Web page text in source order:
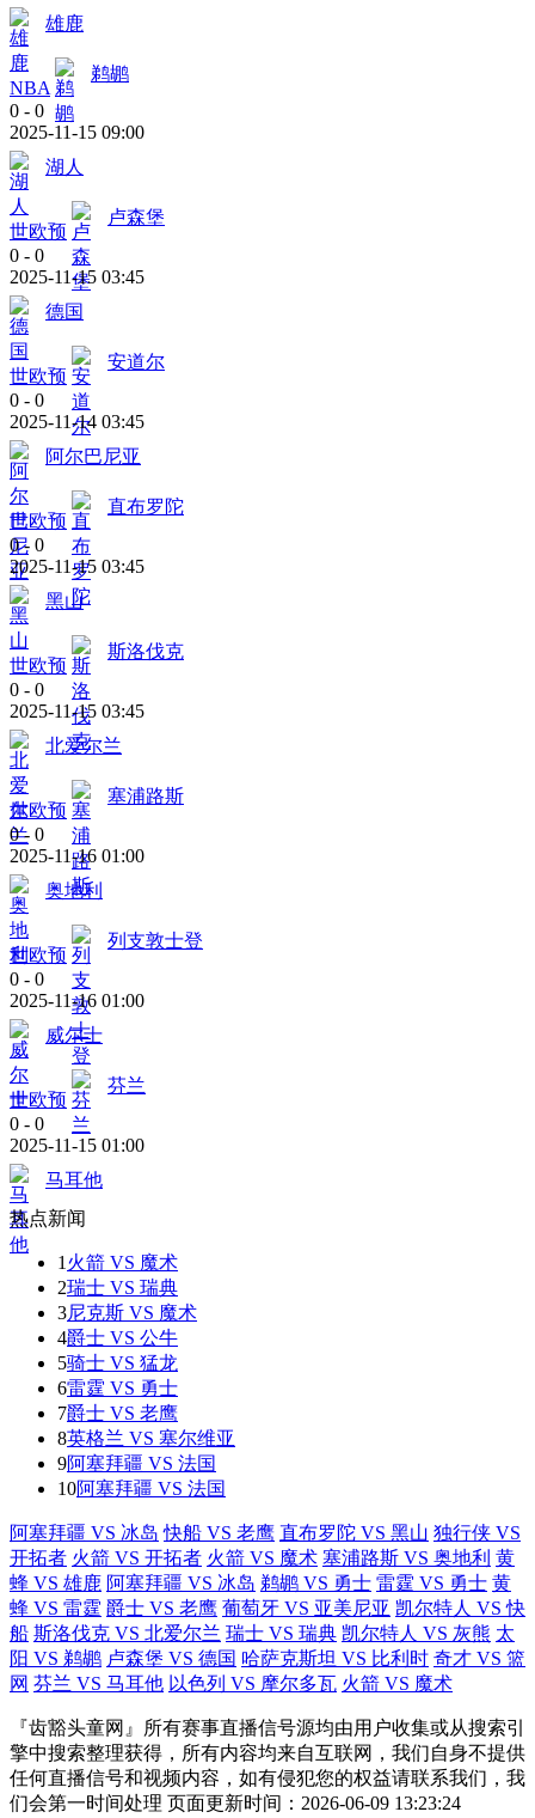
雄鹿
NBA
鹈鹕
0 - 0
2025-11-15 09:00
湖人
世欧预
卢森堡
0 - 0
2025-11-15 03:45
德国
世欧预
安道尔
0 - 0
2025-11-14 03:45
阿尔巴尼亚
世欧预
直布罗陀
0 - 0
2025-11-15 03:45
黑山
世欧预
斯洛伐克
0 - 0
2025-11-15 03:45
北爱尔兰
世欧预
塞浦路斯
0 - 0
2025-11-16 01:00
奥地利
世欧预
列支敦士登
0 - 0
2025-11-16 01:00
威尔士
世欧预
芬兰
0 - 0
2025-11-15 01:00
马耳他
热点新闻
1 火箭 VS 魔术
2瑞士 VS 瑞典
3尼克斯 VS 魔术
4爵士 VS 公牛
5骑士 VS 猛龙
6雷霆 VS 勇士
7爵士 VS 老鹰
8英格兰 VS 塞尔维亚
9阿塞拜疆 VS 法国
10阿塞拜疆 VS 法国
阿塞拜疆 VS 冰岛 快船 VS 老鹰 直布罗陀 VS 黑山 独行侠 VS
开拓者 火箭 VS 开拓者 火箭 VS 魔术 塞浦路斯 VS 奥地利 黄
蜂 VS 雄鹿 阿塞拜疆 VS 冰岛 鹈鹕 VS 勇士 雷霆 VS 勇士 黄
蜂 VS 雷霆 爵士 VS 老鹰 葡萄牙 VS 亚美尼亚 凯尔特人 VS 快
船 斯洛伐克 VS 北爱尔兰 瑞士 VS 瑞典 凯尔特人 VS 灰熊 太
阳 VS 鹈鹕 卢森堡 VS 德国 哈萨克斯坦 VS 比利时 奇才 VS 篮
网 芬兰 VS 马耳他 以色列 VS 摩尔多瓦 火箭 VS 魔术
『齿豁头童网』所有赛事直播信号源均由用户收集或从搜索引
擎中搜索整理获得，所有内容均来自互联网，我们自身不提供
任何直播信号和视频内容，如有侵犯您的权益请联系我们，我
们会第一时间处理 页面更新时间：2026-06-09 13:23:24